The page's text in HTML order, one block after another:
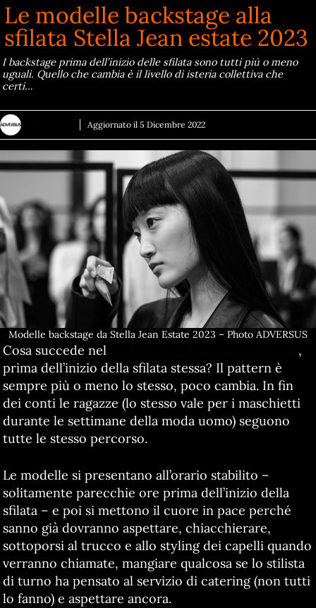
Le modelle backstage alla
sfilata Stella Jean estate 2023
I backstage prima dell’inizio delle sfilata sono tutti più o meno
uguali. Quello che cambia è il livello di isteria collettiva che
certi…
Aggiornato il 5 Dicembre 2022
Modelle backstage da Stella Jean Estate 2023 – Photo ADVERSUS
Cosa succede nel
,
prima dell’inizio della sfilata stessa? Il pattern è
sempre più o meno lo stesso, poco cambia. In fin
dei conti le ragazze (lo stesso vale per i maschietti
durante le settimane della moda uomo) seguono
tutte le stesso percorso.
Le modelle si presentano all’orario stabilito –
solitamente parecchie ore prima dell’inizio della
sfilata – e poi si mettono il cuore in pace perché
sanno già dovranno aspettare, chiacchierare,
sottoporsi al trucco e allo styling dei capelli quando
verranno chiamate, mangiare qualcosa se lo stilista
di turno ha pensato al servizio di catering (non tutti
lo fanno) e aspettare ancora.